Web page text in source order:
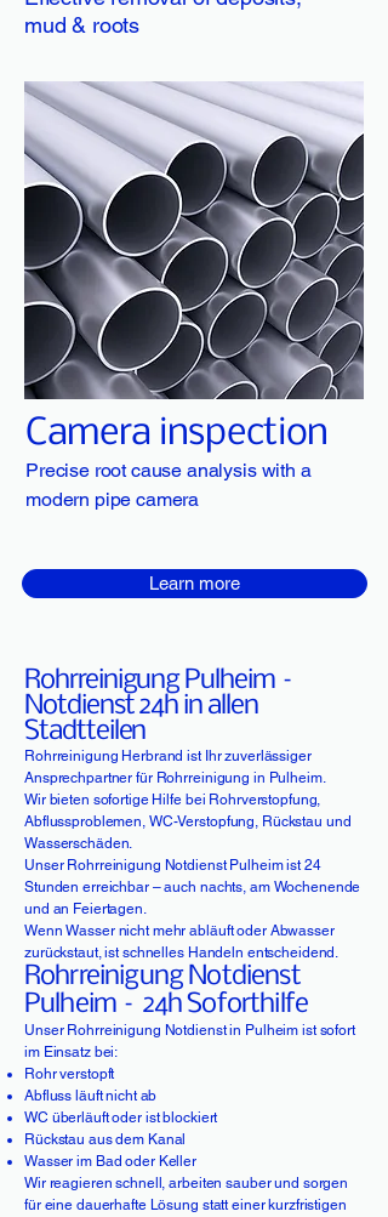
mud & roots
Camera inspection
Precise root cause analysis with a
modern pipe camera
Learn more
Rohrreinigung Pulheim –
Notdienst 24h in allen
Stadtteilen
Rohrreinigung Herbrand ist Ihr zuverlässiger
Ansprechpartner für Rohrreinigung in Pulheim.
Wir bieten sofortige Hilfe bei Rohrverstopfung,
Abflussproblemen, WC-Verstopfung, Rückstau und
Wasserschäden.
Unser Rohrreinigung Notdienst Pulheim ist 24
Stunden erreichbar – auch nachts, am Wochenende
und an Feiertagen.
Wenn Wasser nicht mehr abläuft oder Abwasser
zurückstaut, ist schnelles Handeln entscheidend.
Rohrreinigung Notdienst
Pulheim – 24h Soforthilfe
Unser Rohrreinigung Notdienst in Pulheim ist sofort
im Einsatz bei:
Rohr verstopft
Abfluss läuft nicht ab
WC überläuft oder ist blockiert
Rückstau aus dem Kanal
Wasser im Bad oder Keller
Wir reagieren schnell, arbeiten sauber und sorgen
für eine dauerhafte Lösung statt einer kurzfristigen